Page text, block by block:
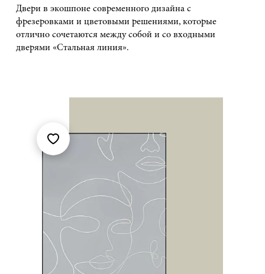
Двери в экошпоне современного дизайна с
фрезеровками и цветовыми решениями, которые
отлично сочетаются между собой и со входными
дверями «Стальная линия».